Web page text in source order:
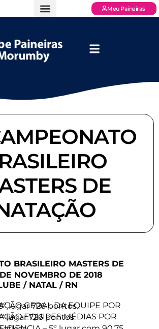
Meu Paineiras
DE
NOVEMBRO DE 2018
/ NATAL / RN
EQUIPE POR PONTOS: 13º lugar 726 pontos
MÉDIAS POR PONTOS: 8º lugar 726 pontos